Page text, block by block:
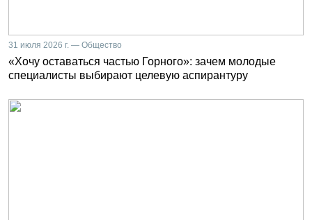
31 июля 2026 г. — Общество
«Хочу оставаться частью Горного»: зачем молодые
специалисты выбирают целевую аспирантуру